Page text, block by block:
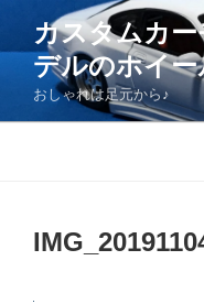
ツ
カスタムカ
デルのホイー
おしゃれは足元から♪